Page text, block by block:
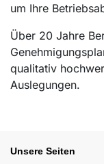
um Ihre
Über 20 Jahre
qualitativ
Auslegungen.
Unsere Seiten